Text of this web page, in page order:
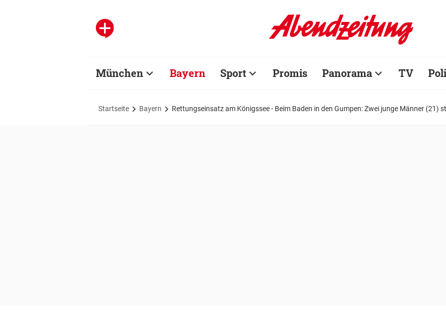
München Bayern Sport Promis Panorama TV
Startseite Bayern Rettungseinsatz am Königssee - Beim Baden in den Gumpen: Zwei junge Männer (21)